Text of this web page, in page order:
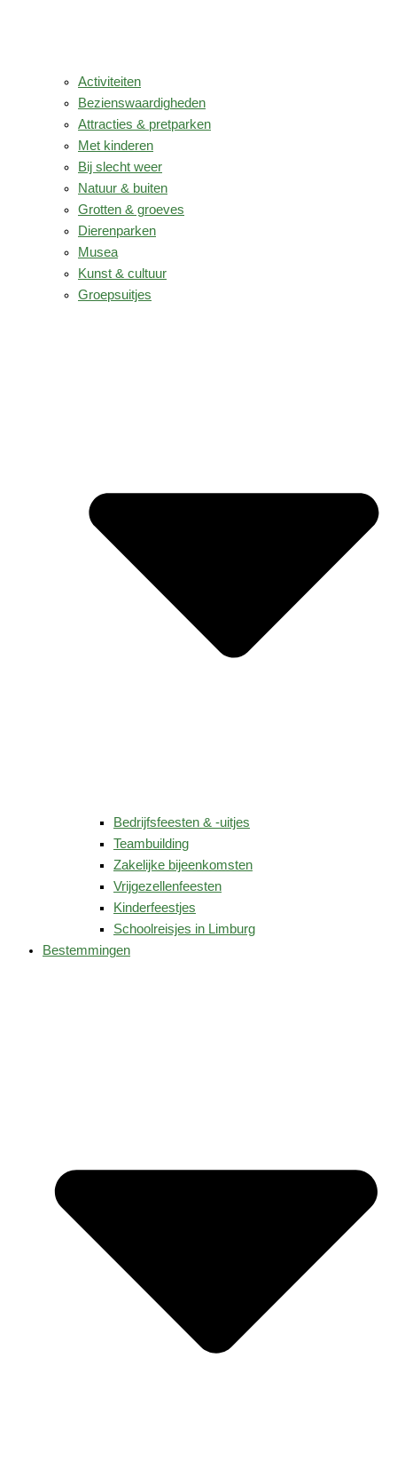
Activiteiten
Bezienswaardigheden
Attracties & pretparken
Met kinderen
Bij slecht weer
Natuur & buiten
Grotten & groeves
Dierenparken
Musea
Kunst & cultuur
Groepsuitjes
Bedrijfsfeesten & -uitjes
Teambuilding
Zakelijke bijeenkomsten
Vrijgezellenfeesten
Kinderfeestjes
Schoolreisjes in Limburg
Bestemmingen